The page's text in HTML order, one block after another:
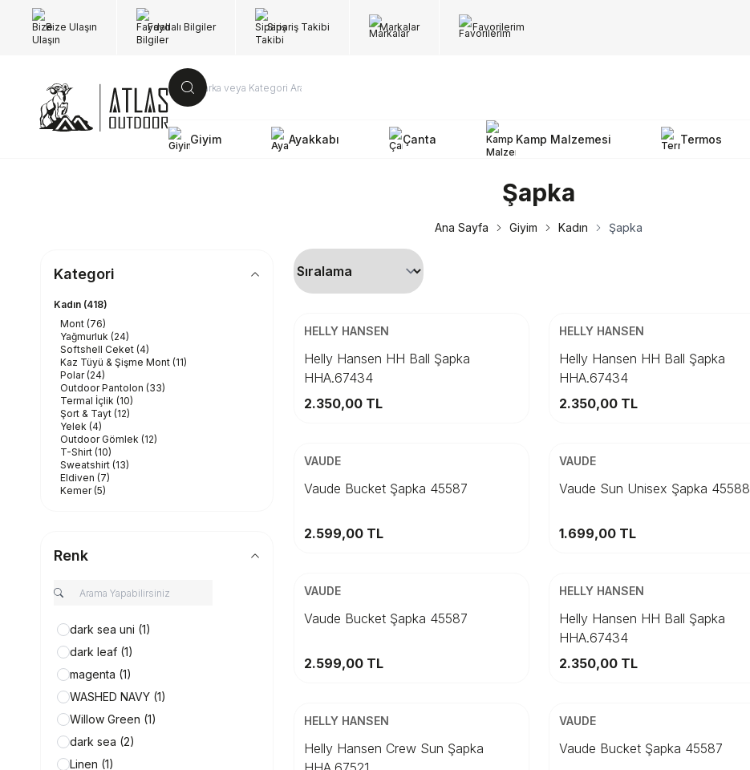
Bize Ulaşın Faydalı Bilgiler Sipariş Takibi Markalar Favorilerim
Giyim Ayakkabı Çanta Kamp Malzemesi Termos
Şapka
Ana Sayfa Giyim Kadın Şapka
Kategori
Kadın (418)
Mont (76)
Yağmurluk (24)
Softshell Ceket (4)
Kaz Tüyü & Şişme Mont (11)
Polar(24)
Outdoor Pantolon (33)
Termal İçlik (10)
Şort & Tayt (12)
Yelek (4)
Outdoor Gömlek (12)
T-Shirt (10)
Sweatshirt (13)
Eldiven (7)
Kemer(5)
Gözlük
Renk
dark sea uni (1)
dark leaf (1)
magenta (1)
WASHED NAVY (1)
Willow Green (1)
dark sea (2)
Linen (1)
Beden
HELLY HANSEN
Helly Hansen HH Ball Şapka
HHA.67434
2.350,00 TL
Beden
HELLY HANSEN
Helly Hansen HH Ball Şapka
HHA.67434
2.350,00TL
Beden
53 59
VAUDE
Vaude Bucket Şapka 45587
2.599,00 TL
Beden
STD
VAUDE
Vaude Sun Unisex Şapka 45588
1.699,00TL
Beden
56
VAUDE
Vaude Bucket Şapka 45587
2.599,00 TL
Beden
HELLY HANSEN
Helly Hansen HH Ball Şapka
HHA.67434
2.350,00TL
Beden
HELLY HANSEN
Helly Hansen Crew Sun Şapka
Beden
56
VAUDE
Vaude Bucket Şapka 45587